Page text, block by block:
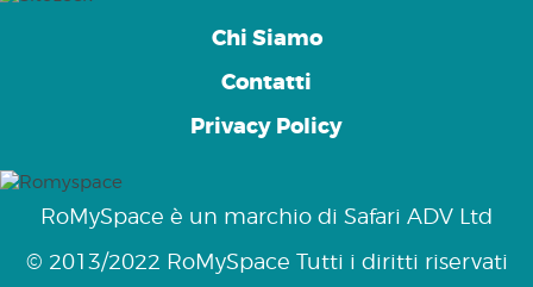
Chi Siamo
Contatti
Privacy Policy
RoMySpace è un marchio di Safari ADV Ltd
© 2013/2022 RoMySpace Tutti i diritti riservati